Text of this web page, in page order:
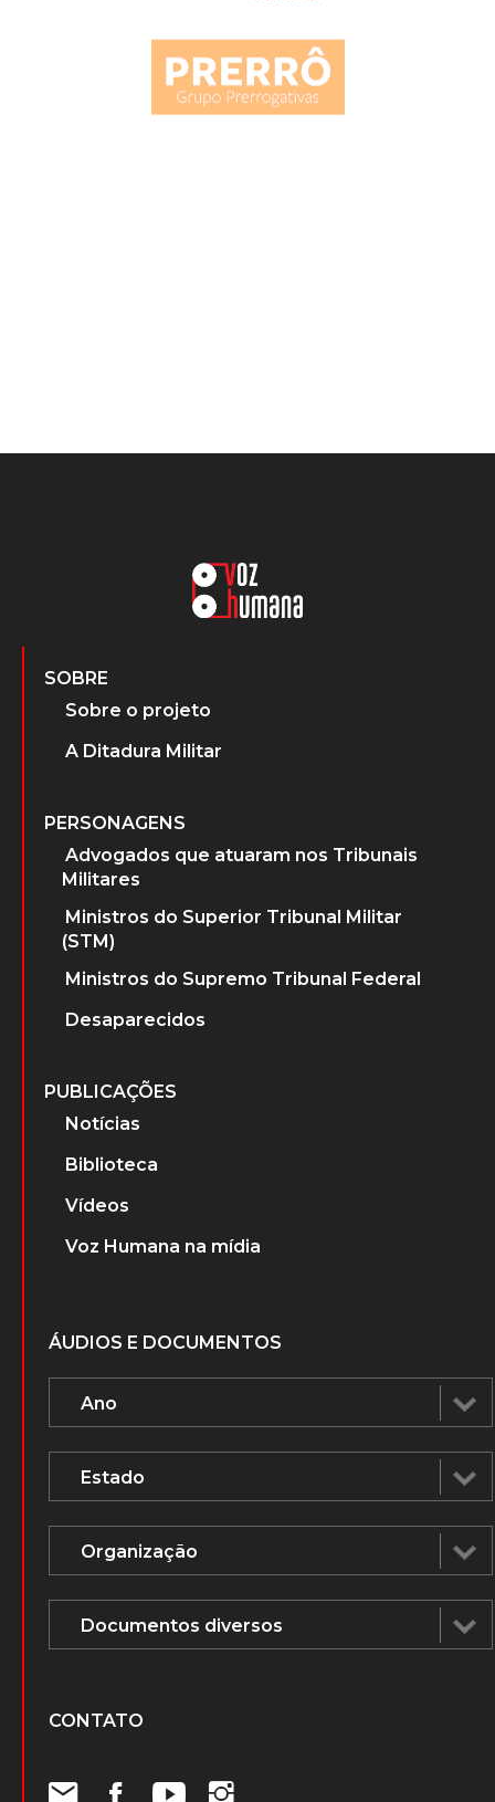
SOBRE
Sobre o projeto
A Ditadura Militar
PERSONAGENS
Advogados que atuaram nos Tribunais
Militares
Ministros do Superior Tribunal Militar
(STM)
Ministros do Supremo Tribunal Federal
Desaparecidos
PUBLICAÇÕES
Notícias
Biblioteca
Vídeos
Voz Humana na mídia
ÁUDIOS E DOCUMENTOS
CONTATO